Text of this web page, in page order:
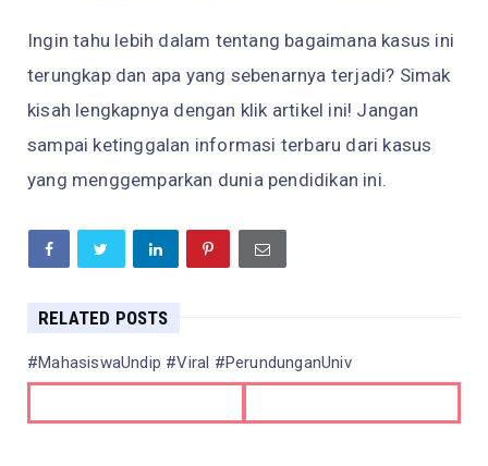
Ingin tahu lebih dalam tentang bagaimana kasus ini
terungkap dan apa yang sebenarnya terjadi? Simak
kisah lengkapnya dengan klik artikel ini! Jangan
sampai ketinggalan informasi terbaru dari kasus
yang menggemparkan dunia pendidikan ini.
RELATED POSTS
#MahasiswaUndip #Viral #PerundunganUniv